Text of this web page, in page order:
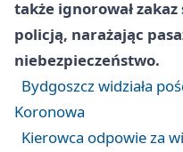
także ignorował
policją, narażając
niebezpieczeństwo.
Bydgoszcz widziała
Koronowa
Kierowca odpowie za